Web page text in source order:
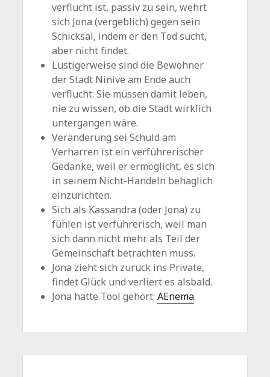
verflucht ist, passiv zu sein, wehrt
sich Jona (vergeblich) gegen sein
Schicksal, indem er den Tod sucht,
aber nicht findet.
Lustigerweise sind die Bewohner
der Stadt Ninive am Ende auch
verflucht: Sie müssen damit leben,
nie zu wissen, ob die Stadt wirklich
untergangen wäre.
Veränderung sei Schuld am
Verharren ist ein verführerischer
Gedanke, weil er ermöglicht, es sich
in seinem Nicht-Handeln behaglich
einzurichten.
Sich als Kassandra (oder Jona) zu
fühlen ist verführerisch, weil man
sich dann nicht mehr als Teil der
Gemeinschaft betrachten muss.
Jona zieht sich zurück ins Private,
findet Glück und verliert es alsbald.
Jona hätte Tool gehört:AEnema.